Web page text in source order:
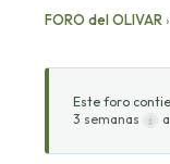
FORO del OLIVAR ›
Este foro
3 semanas